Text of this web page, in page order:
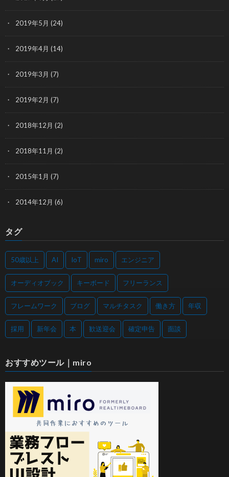
2019年5月 (24)
2019年4月 (14)
2019年3月 (7)
2019年2月 (7)
2018年12月 (2)
2018年11月 (2)
2015年1月 (7)
2014年12月 (6)
タグ
50歳以上 AI IoT miro エンジニア
オーディオブック キーボード フリーランス
フレームワーク ブログ マルチタスク 働き方 年収
採用 新年会 本 歓送迎会 確定申告 面談
おすすめツール｜miro